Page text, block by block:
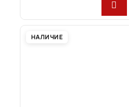
НАЛИЧИЕ